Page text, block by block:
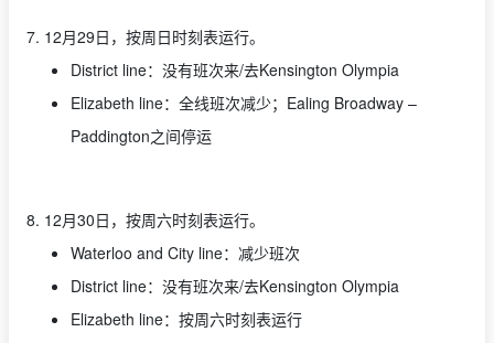
7. 12月29日，按周日时刻表运行。
District line：没有班次来/去Kensington Olympia
Elizabeth line：全线班次减少；Ealing Broadway –
Paddington之间停运
8. 12月30日，按周六时刻表运行。
Waterloo and City line：减少班次
District line：没有班次来/去Kensington Olympia
Elizabeth line：按周六时刻表运行